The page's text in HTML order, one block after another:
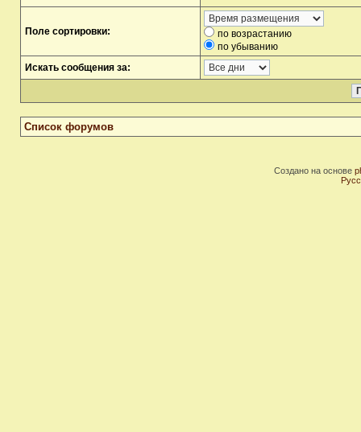
Поле сортировки:
по возрастанию
по убыванию
Искать сообщения за:
Список форумов
Создано на основе